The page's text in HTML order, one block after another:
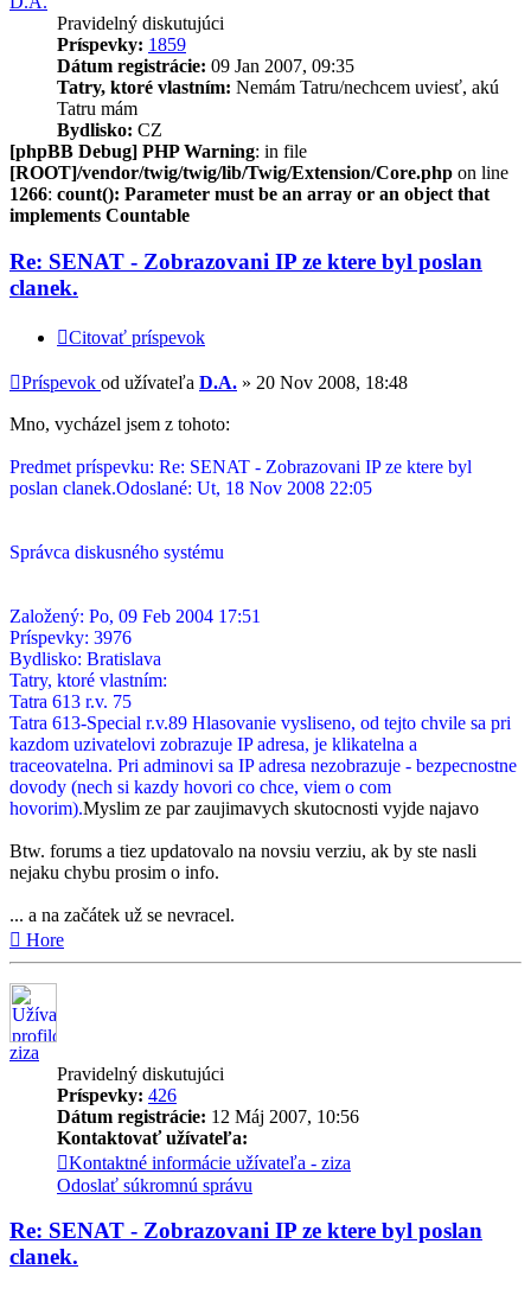
Pravidelný diskutujúci
Príspevky: 1859
Dátum registrácie: 09 Jan 2007, 09:35
Tatry, ktoré vlastním: Nemám Tatru/nechcem uviesť, akú
Tatru mám
Bydlisko: CZ
[phpBB Debug] PHP Warning: in file
[ROOT]/vendor/twig/twig/lib/Twig/Extension/Core.php on line
1266: count(): Parameter must be an array or an object that
implements Countable
Re: SENAT - Zobrazovani IP ze ktere byl poslan
clanek.
Citovať príspevok
Príspevok od užívateľa D.A. » 20 Nov 2008, 18:48
Mno, vycházel jsem z tohoto:
Predmet príspevku: Re: SENAT - Zobrazovani IP ze ktere byl
poslan clanek.Odoslané: Ut, 18 Nov 2008 22:05
Správca diskusného systému
Založený: Po, 09 Feb 2004 17:51
Príspevky: 3976
Bydlisko: Bratislava
Tatry, ktoré vlastním:
Tatra 613 r.v. 75
Tatra 613-Special r.v.89 Hlasovanie vysliseno, od tejto chvile sa pri
kazdom uzivatelovi zobrazuje IP adresa, je klikatelna a
traceovatelna. Pri adminovi sa IP adresa nezobrazuje - bezpecnostne
dovody (nech si kazdy hovori co chce, viem o com
hovorim).Myslim ze par zaujimavych skutocnosti vyjde najavo
Btw. forums a tiez updatovalo na novsiu verziu, ak by ste nasli
nejaku chybu prosim o info.
... a na začátek už se nevracel.
Hore
ziza
Pravidelný diskutujúci
Príspevky: 426
Dátum registrácie: 12 Máj 2007, 10:56
Kontaktovať užívateľa:
Kontaktné informácie užívateľa - ziza
Odoslať súkromnú správu
Re: SENAT - Zobrazovani IP ze ktere byl poslan
clanek.